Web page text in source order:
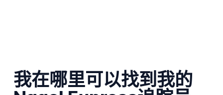
我在哪里可以找到我的